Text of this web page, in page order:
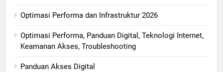
Optimasi Performa dan Infrastruktur 2026
Optimasi Performa, Panduan Digital, Teknologi Internet,
Keamanan Akses, Troubleshooting
Panduan Akses Digital